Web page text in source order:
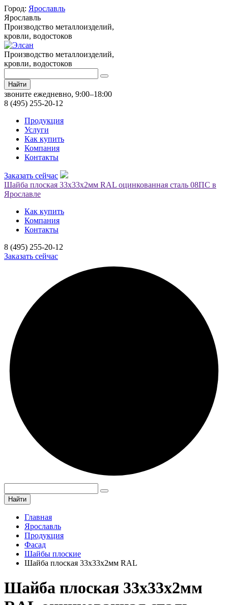
Город: Ярославль
Ярославль
Производство металлоизделий,
кровли, водостоков
Производство металлоизделий,
кровли, водостоков
Найти
звоните ежедневно, 9:00–18:00
8 (495) 255-20-12
Продукция
Услуги
Как купить
Компания
Контакты
Заказать сейчас
Шайба плоская 33х33х2мм RAL оцинкованная сталь 08ПС в
Ярославле
Как купить
Компания
Контакты
8 (495) 255-20-12
Заказать сейчас
Найти
Главная
Ярославль
Продукция
Фасад
Шайбы плоские
Шайба плоская 33х33х2мм RAL
Шайба плоская 33х33х2мм